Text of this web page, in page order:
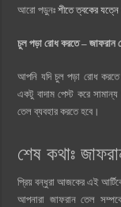
আরো পড়ুনঃশীতে ত্বকের
চুল পড়া রোধ করতে – জাফরান
আপনি যদি চুল পড়া রোধ
একটু বাদাম পেস্ট করে
তেল ব্যবহার করতে হবে।
শেষ কথাঃ
প্রিয় বন্ধুরা আজকের এই
আপনারা জাফরান তেল